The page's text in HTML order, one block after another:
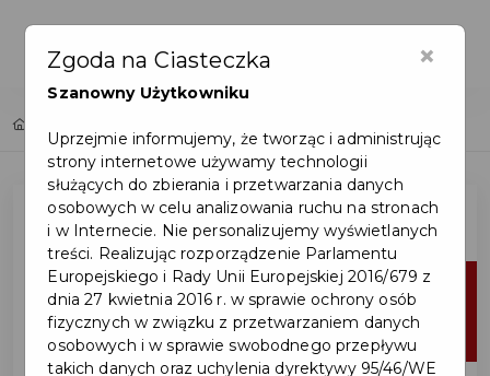
×
Zgoda na Ciasteczka
Szanowny Użytkowniku
Uprzejmie informujemy, że tworząc i administrując
strony internetowe używamy technologii
służących do zbierania i przetwarzania danych
osobowych w celu analizowania ruchu na stronach
i w Internecie. Nie personalizujemy wyświetlanych
treści. Realizując rozporządzenie Parlamentu
Europejskiego i Rady Unii Europejskiej 2016/679 z
dnia 27 kwietnia 2016 r. w sprawie ochrony osób
fizycznych w związku z przetwarzaniem danych
osobowych i w sprawie swobodnego przepływu
takich danych oraz uchylenia dyrektywy 95/46/WE